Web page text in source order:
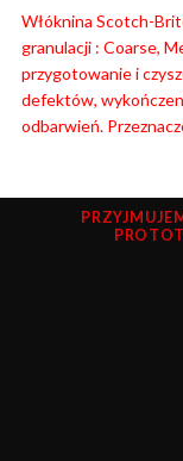
Włóknina Scotch-
granulacji : Coarse,
przygotowanie i
defektów,
odbarwień.